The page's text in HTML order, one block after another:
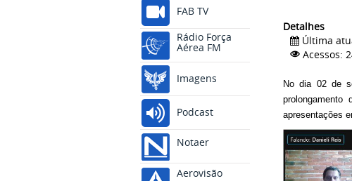
FAB TV
Rádio Força
Aérea FM
Imagens
Podcast
Notaer
Aerovisão
Detalhes
Última
Acessos:
No dia 02 de
apresentações